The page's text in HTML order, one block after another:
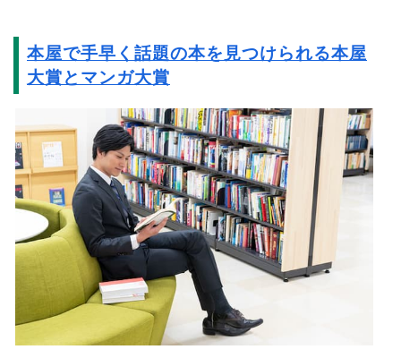
本屋で手早く話題の本を見つけられる本屋
大賞とマンガ大賞